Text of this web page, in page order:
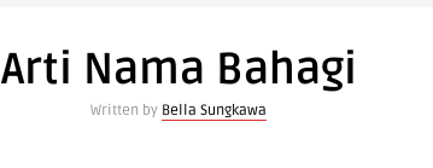
Arti Nama Bahagi
Written by Bella Sungkawa